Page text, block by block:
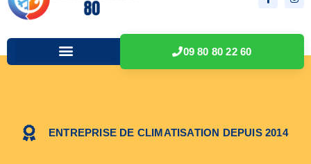
09 80 80 22 60
ENTREPRISE DE CLIMATISATION DEPUIS 2014